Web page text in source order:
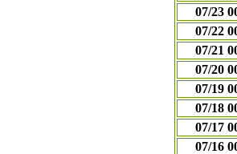
07/23
07/22
07/21
07/20
07/19
07/18
07/17
07/16